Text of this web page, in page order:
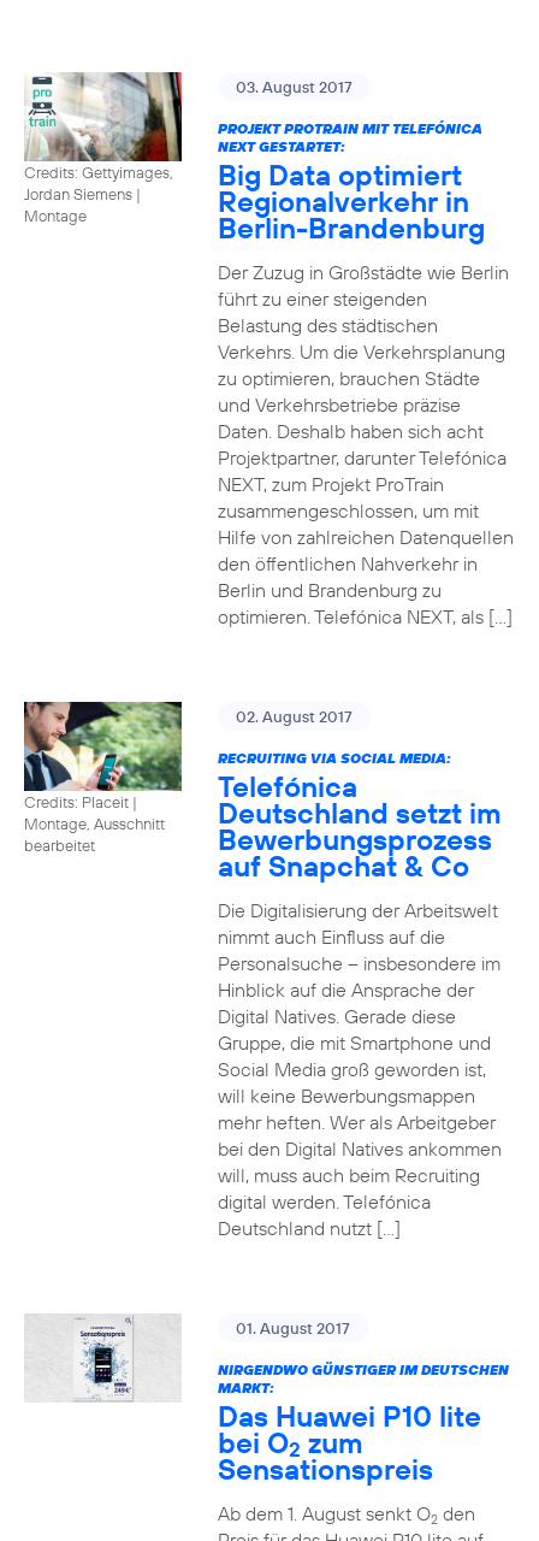
Credits: Gettyimages,
Jordan Siemens |
Montage
03. August 2017
PROJEKT PROTRAIN MIT TELEFÓNICA
NEXT GESTARTET:
Big Data optimiert
Regionalverkehr in
Berlin-Brandenburg
Der Zuzug in Großstädte wie Berlin
führt zu einer steigenden
Belastung des städtischen
Verkehrs. Um die Verkehrsplanung
zu optimieren, brauchen Städte
und Verkehrsbetriebe präzise
Daten. Deshalb haben sich acht
Projektpartner, darunter Telefónica
NEXT, zum Projekt ProTrain
zusammengeschlossen, um mit
Hilfe von zahlreichen Datenquellen
den öffentlichen Nahverkehr in
Berlin und Brandenburg zu
optimieren. Telefónica NEXT, als […]
Credits: Placeit |
Montage, Ausschnitt
bearbeitet
02. August 2017
RECRUITING VIA SOCIAL MEDIA:
Telefónica
Deutschland setzt im
Bewerbungsprozess
auf Snapchat & Co
Die Digitalisierung der Arbeitswelt
nimmt auch Einfluss auf die
Personalsuche – insbesondere im
Hinblick auf die Ansprache der
Digital Natives. Gerade diese
Gruppe, die mit Smartphone und
Social Media groß geworden ist,
will keine Bewerbungsmappen
mehr heften. Wer als Arbeitgeber
bei den Digital Natives ankommen
will, muss auch beim Recruiting
digital werden. Telefónica
Deutschland nutzt […]
01. August 2017
NIRGENDWO GÜNSTIGER IM DEUTSCHEN
MARKT:
Das Huawei P10 lite
bei O2 zum
Sensationspreis
Ab dem 1. August senkt O2den